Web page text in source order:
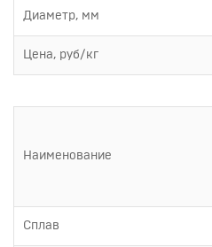
Диаметр, мм
Цена, руб/кг
Наименование
Сплав